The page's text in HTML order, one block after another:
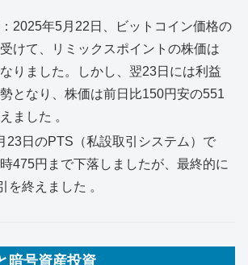
：2025年5月22日、ビットコイン価格の
けて、リミックスポイントの株価は
りました。しかし、翌23日には利益
となり、株価は前日比150円安の551
ました 。
23日のPTS（私設取引システム）で
475円まで下落しましたが、最終的に
を終えました 。
暗号資産投資